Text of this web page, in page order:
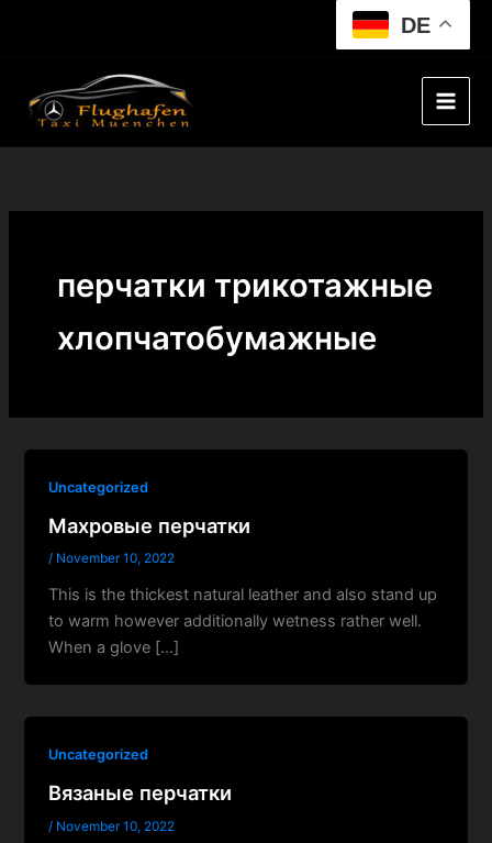
DE
перчатки трикотажные
хлопчатобумажные
Uncategorized
Махровые перчатки
/ November 10, 2022
This is the thickest natural leather and also stand up
to warm however additionally wetness rather well.
When a glove […]
Uncategorized
Вязаные перчатки
/ November 10, 2022